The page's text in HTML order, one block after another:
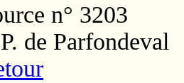
n° 3203
de Parfondeval